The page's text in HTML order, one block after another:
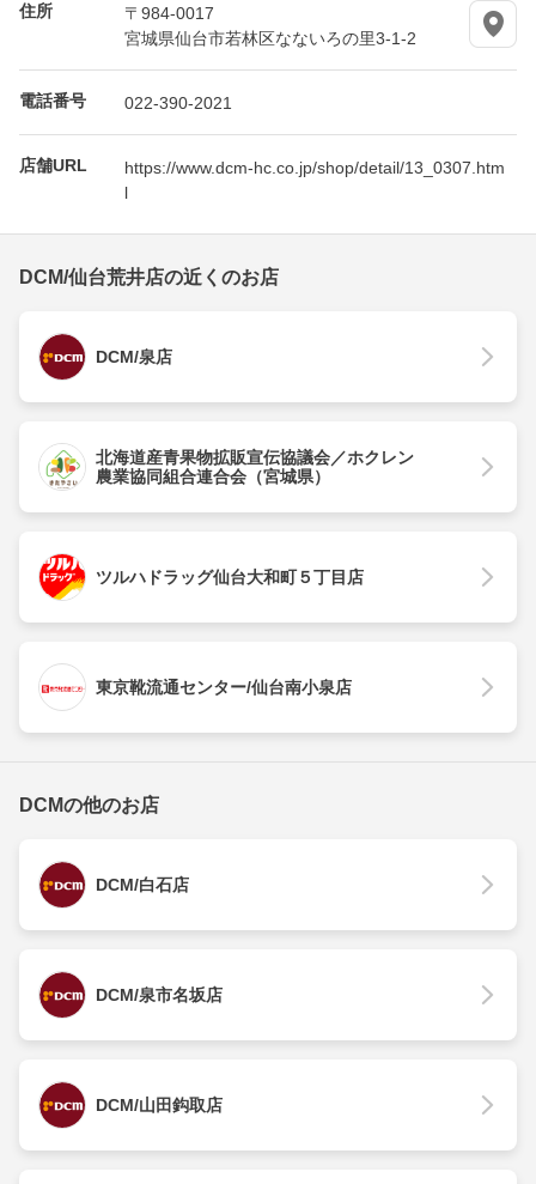
住所
〒984-0017
宮城県仙台市若林区なないろの里3-1-2
電話番号 022-390-2021
店舗URL
https://www.dcm-hc.co.jp/shop/detail/13_0307.htm
l
DCM/仙台荒井店の近くのお店
DCM/泉店
北海道産青果物拡販宣伝協議会／ホクレン
農業協同組合連合会（宮城県）
ツルハドラッグ仙台大和町５丁目店
東京靴流通センター/仙台南小泉店
DCMの他のお店
DCM/白石店
DCM/泉市名坂店
DCM/山田鈎取店